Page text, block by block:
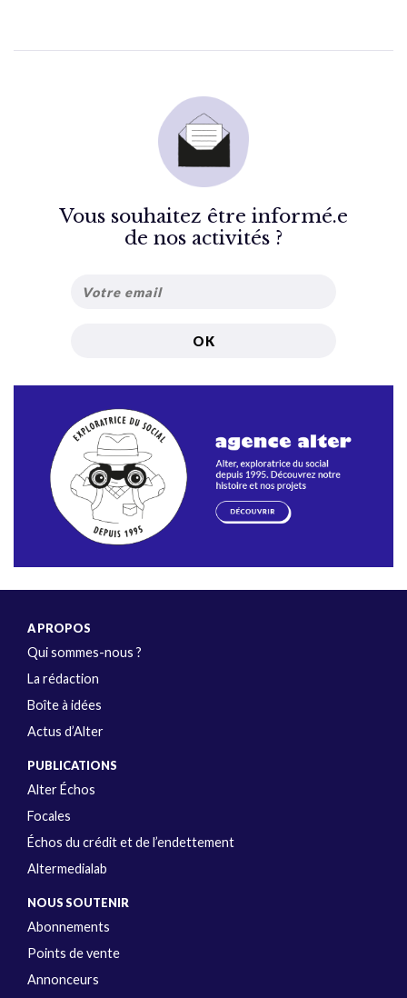
Vous souhaitez être informé.e
de nos activités ?
A PROPOS
Qui sommes-nous ?
La rédaction
Boîte à idées
Actus d’Alter
PUBLICATIONS
Alter Échos
Focales
Échos du crédit et de l’endettement
Altermedialab
NOUS SOUTENIR
Abonnements
Points de vente
Annonceurs